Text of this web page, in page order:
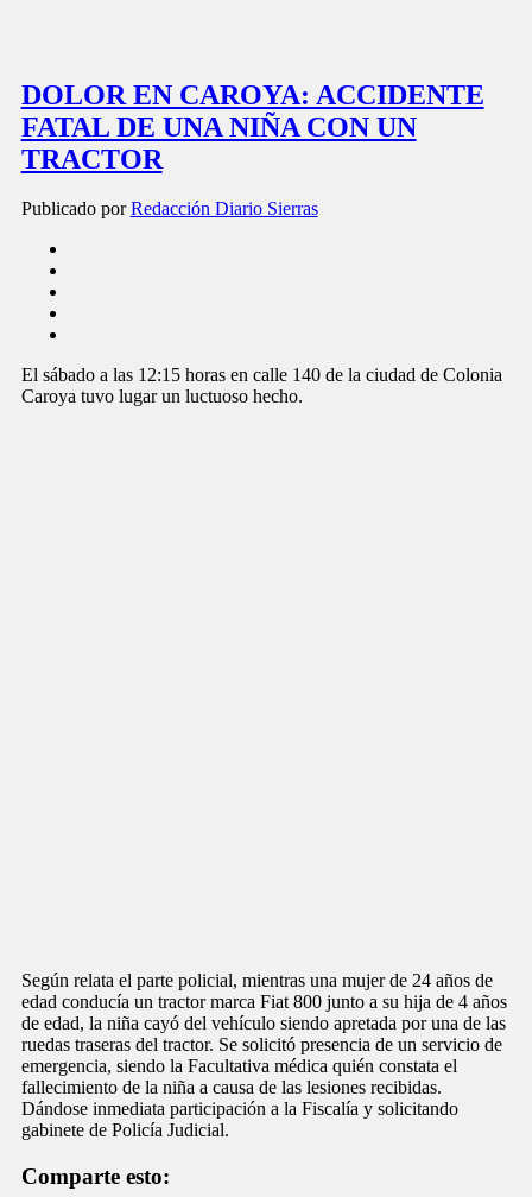
DOLOR EN CAROYA: ACCIDENTE
FATAL DE UNA NIÑA CON UN
TRACTOR
Publicado porRedacción Diario Sierras
El sábado a las 12:15 horas en calle 140 de la ciudad de Colonia
Caroya tuvo lugar un luctuoso hecho.
Según relata el parte policial, mientras una mujer de 24 años de
edad conducía un tractor marca Fiat 800 junto a su hija de 4 años
de edad, la niña cayó del vehículo siendo apretada por una de las
ruedas traseras del tractor. Se solicitó presencia de un servicio de
emergencia, siendo la Facultativa médica quién constata el
fallecimiento de la niña a causa de las lesiones recibidas.
Dándose inmediata participación a la Fiscalía y solicitando
gabinete de Policía Judicial.
Comparte esto: